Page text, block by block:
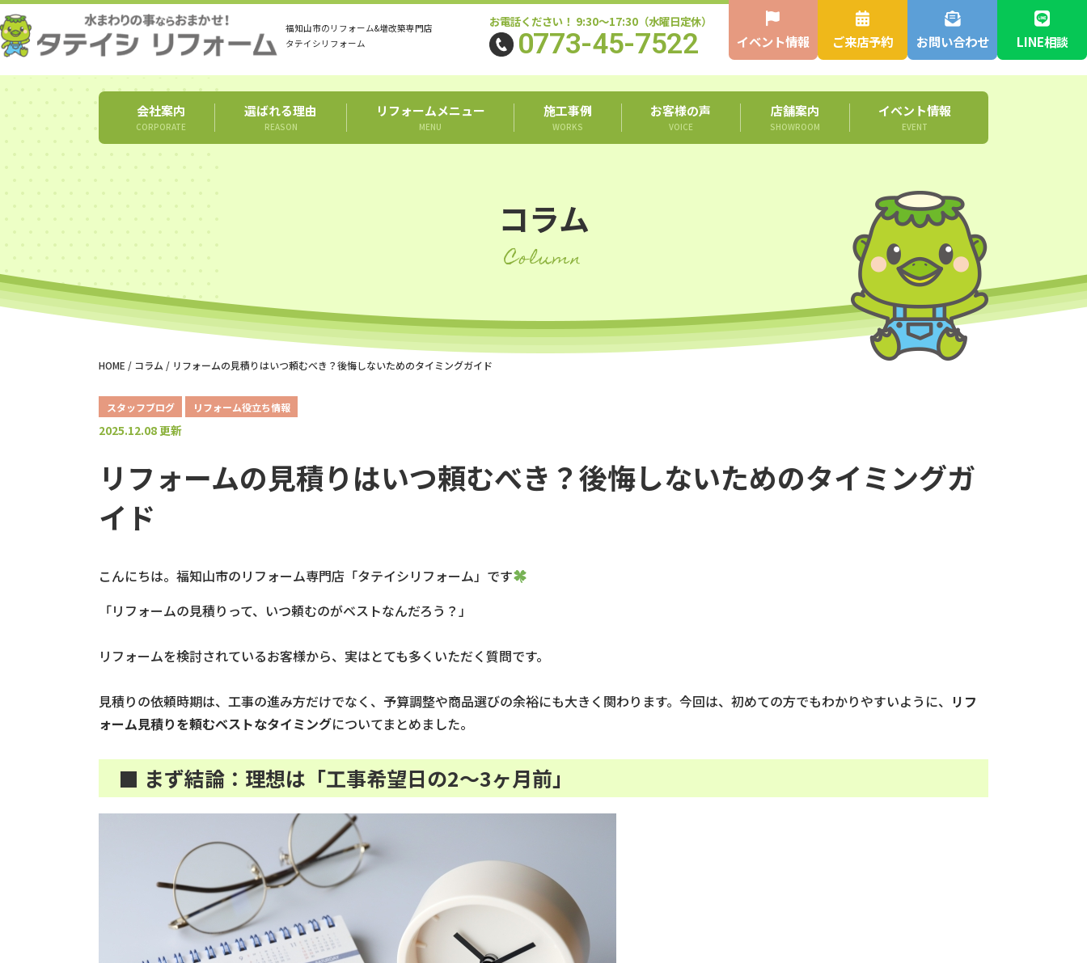
福知山市のリフォーム&増改築専門店
タテイシリフォーム
お電話ください！ 9:30～17:30（水曜日定休）
0773-45-7522 イベント情報 ご来店予約 お問い合わせ LINE相談
会社案内
CORPORATE
選ばれる理由
REASON
リフォームメニュー
MENU
施工事例
WORKS
お客様の声
VOICE
店舗案内
SHOWROOM
イベント情報
EVENT
コラム
Column
HOME / コラム / リフォームの見積りはいつ頼むべき？後悔しないためのタイミングガイド
スタッフブログ リフォーム役立ち情報
2025.12.08 更新
リフォームの見積りはいつ頼むべき？後悔しないためのタイミングガ
イド
こんにちは。福知山市のリフォーム専門店「タテイシリフォーム」です
「リフォームの見積りって、いつ頼むのがベストなんだろう？」
リフォームを検討されているお客様から、実はとても多くいただく質問です。
見積りの依頼時期は、工事の進み方だけでなく、予算調整や商品選びの余裕にも大きく関わります。今回は、初めての方でもわかりやすいように、 リフ
ォーム見積りを頼むベストなタイミングについてまとめました。
■ まず結論：理想は「工事希望日の2〜3ヶ月前」